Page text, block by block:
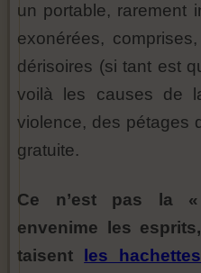
un portable, rarement
exonérées,
dérisoires (si tant est
voilà les causes de
violence, des pétages
gratuite.
Ce n’est pas la
envenime les
taisent
les